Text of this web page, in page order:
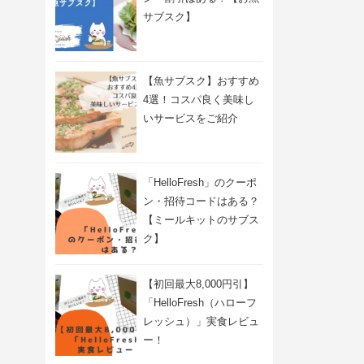
サブスク】
【魚サブスク】おすすめ
4選！コスパ良く美味し
いサービスをご紹介
「HelloFresh」のクーポ
ン・招待コードはある？
【ミールキットのサブス
ク】
【初回最大8,000円引】
「HelloFresh（ハローフ
レッシュ）」実食レビュ
ー！